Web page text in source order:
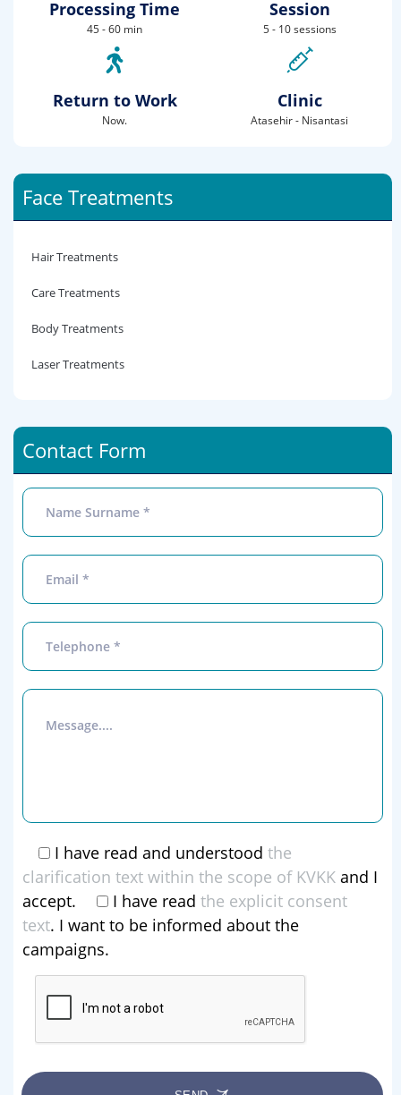
Processing Time
45 - 60 min
Return to Work
Now.
Session
5 - 10 sessions
Clinic
Atasehir - Nisantasi
Face Treatments
Hair Treatments
Care Treatments
Body Treatments
Laser Treatments
Contact Form
I have read and understood the
clarification text within the scope of KVKK and I
accept.
I have read the explicit consent
text. I want to be informed about the
campaigns.